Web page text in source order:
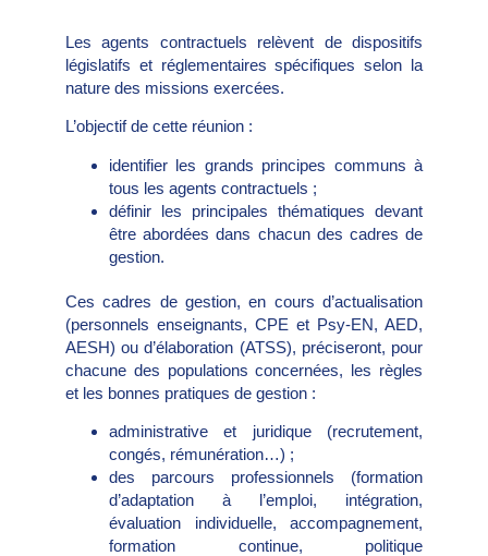
Les agents contractuels relèvent de dispositifs
législatifs et réglementaires spécifiques selon la
nature des missions exercées.
L’objectif de cette réunion :
identifier les grands principes communs à
tous les agents contractuels ;
définir les principales thématiques devant
être abordées dans chacun des cadres de
gestion.
Ces cadres de gestion, en cours d’actualisation
(personnels enseignants, CPE et Psy-EN, AED,
AESH) ou d’élaboration (ATSS), préciseront, pour
chacune des populations concernées, les règles
et les bonnes pratiques de gestion :
administrative et juridique (recrutement,
congés, rémunération…) ;
des parcours professionnels (formation
d’adaptation à l’emploi, intégration,
évaluation individuelle, accompagnement,
formation continue, politique